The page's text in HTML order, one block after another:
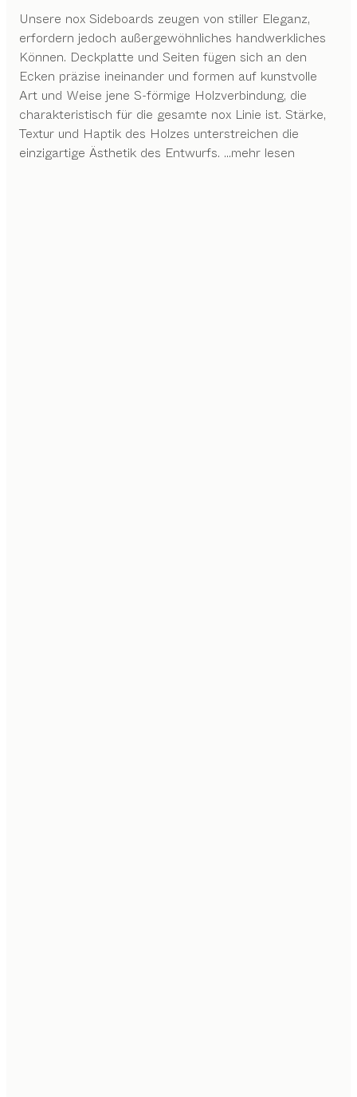
Unsere nox Sideboards zeugen von stiller Eleganz,
erfordern jedoch außergewöhnliches handwerkliches
Können. Deckplatte und Seiten fügen sich an den
Ecken präzise ineinander und formen auf kunstvolle
Art und Weise jene S-förmige Holzverbindung, die
charakteristisch für die gesamte nox Linie ist. Stärke,
Textur und Haptik des Holzes unterstreichen die
einzigartige Ästhetik des Entwurfs. ...mehr lesen